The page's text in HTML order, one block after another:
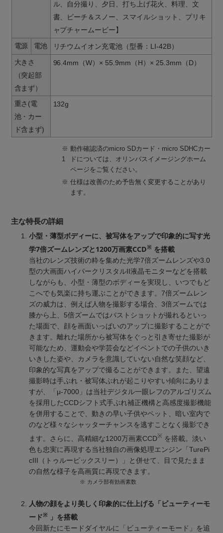
ル、自分撮り、夕日、打ち上げ花火、料理、文
書、ビーチ＆スノー、スマイルショット、プリキ
ャプチャームービー】
電源
電池
リチウムイオン充電池（型番：LI-42B）
大きさ
（突起部
含まず）
96.4mm（W）× 55.9mm（H）× 25.3mm（D）
重さ(電
池・カー
ド含まず)
132g
※
1
動作確認済のmicro SDカード・micro SDHCカー
ドについては、オリンパスイメージングホーム
ページをご覧ください。
※ 仕様は改善のため予告無く変更することがあり
ます。
主な特長の詳細
小型・薄型ボディーに、被写体をアップで印象的に写す光
学7倍ズームレンズと1200万画素CCD※ を搭載
当社のレンズ技術の粋を集めた光学7倍ズームレンズや3.0
型の大画面ハイパークリスタルII液晶モニターなどを搭載
しながらも、小型・薄型のボディーを実現し、いつでもど
こへでも気楽に持ち運ぶことができます。7倍ズームレン
ズの威力は、例えば人物を撮影する場合、3倍ズームでは
膝から上、5倍ズームではバストショットが撮れるといっ
た場面で、顔を画面いっぱいのアップに撮影することがで
きます。離れた場所から被写体をぐっと引き寄せた撮影が
可能なため、運動会や学芸会などイベントでの子供のいき
いきした姿や、カメラを意識していない自然な笑顔など、
印象的な写真をアップで撮ることができます。また、望遠
撮影時は手ぶれ・被写体ぶれが起こりやすい傾向にありま
すが、「μ-7000」は当社デジタル一眼レフのアルゴリズム
を採用したCCDシフト式手ぶれ補正機構と高感度撮影機能
を併用することで、動きの早い子供やペット、暗い室内で
のなど様々なシャッターチャンスを逃すことなく撮影でき
ます。さらに、高精細な1200万画素CCD※ を搭載。淡い
色も忠実に再現する当社独自の画像処理エンジン「TurePi
cIII（トゥルーピックスリー）」と併せて、目で見たまま
の自然な様子を高画質に再現できます。
※ カメラ部有効画素数
人物の顔をより美しく印象的に仕上げる「ビューティーモ
ード※ 」を搭載
今回新たにモードダイヤルに「ビューティーモード」を追